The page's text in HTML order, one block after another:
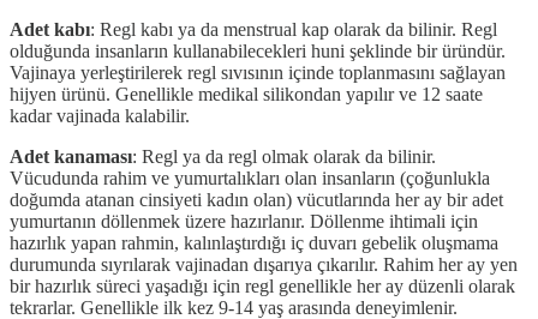
Adet kabı: Regl kabı ya da menstrual kap olarak da bilinir. Regl
olduğunda insanların kullanabilecekleri huni şeklinde bir üründür.
Vajinaya yerleştirilerek regl sıvısının içinde toplanmasını sağlayan
hijyen ürünü. Genellikle medikal silikondan yapılır ve 12 saate
kadar vajinada kalabilir.
Adet kanaması: Regl ya da regl olmak olarak da bilinir.
Vücudunda rahim ve yumurtalıkları olan insanların (çoğunlukla
doğumda atanan cinsiyeti kadın olan) vücutlarında her ay bir adet
yumurtanın döllenmek üzere hazırlanır. Döllenme ihtimali için
hazırlık yapan rahmin, kalınlaştırdığı iç duvarı gebelik oluşmama
durumunda sıyrılarak vajinadan dışarıya çıkarılır. Rahim her ay yen
bir hazırlık süreci yaşadığı için regl genellikle her ay düzenli olarak
tekrarlar. Genellikle ilk kez 9-14 yaş arasında deneyimlenir.